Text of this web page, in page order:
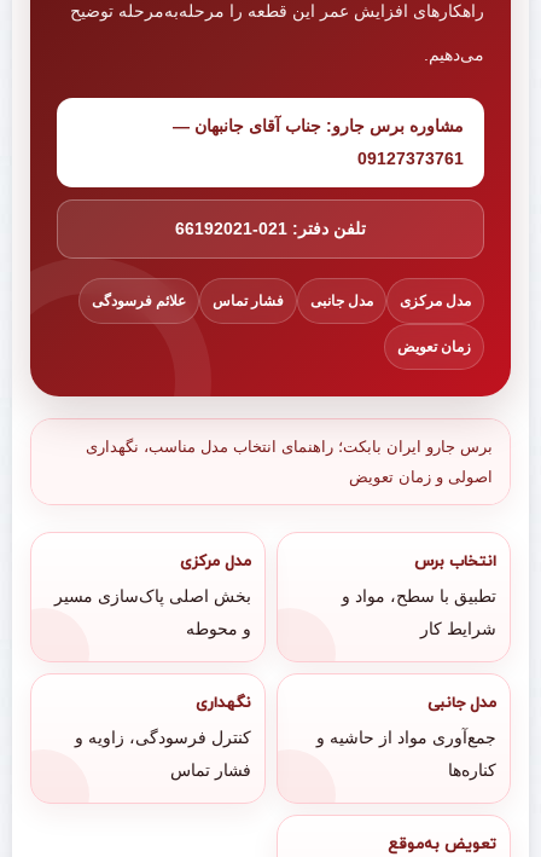
راهکارهای افزایش عمر این قطعه را مرحله‌به‌مرحله توضیح
می‌دهیم.
مشاوره برس جارو: جناب آقای جانبهان —
09127373761
تلفن دفتر: 021-66192021
مدل مرکزی مدل جانبی فشار تماس علائم فرسودگی
زمان تعویض
برس جارو ایران بابکت؛ راهنمای انتخاب مدل مناسب، نگهداری
اصولی و زمان تعویض
انتخاب برس
تطبیق با سطح، مواد و
شرایط کار
مدل مرکزی
بخش اصلی پاک‌سازی مسیر
و محوطه
مدل جانبی
جمع‌آوری مواد از حاشیه و
کناره‌ها
نگهداری
کنترل فرسودگی، زاویه و
فشار تماس
تعویض به‌موقع